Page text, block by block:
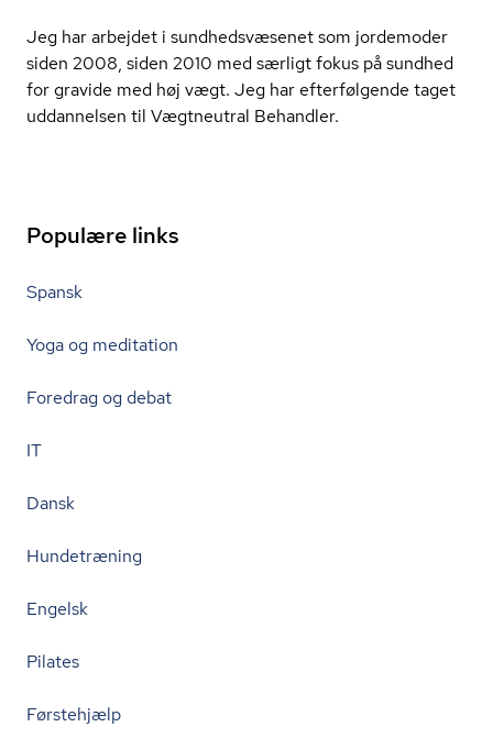
Jeg har arbejdet i sund­heds­væ­se­net som jordemoder
siden 2008, siden 2010 med særligt fokus på sundhed
for gravide med høj vægt. Jeg har efterfølgende taget
uddannelsen til Vægtneutral Behandler.
Populære links
Spansk
Yoga og meditation
Foredrag og debat
IT
Dansk
Hundetræning
Engelsk
Pilates
Førstehjælp